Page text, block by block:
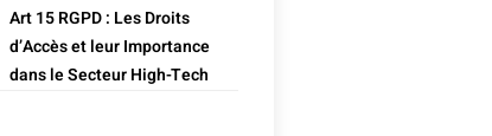
Art 15 RGPD : Les Droits
d’Accès et leur Importance
dans le Secteur High-Tech